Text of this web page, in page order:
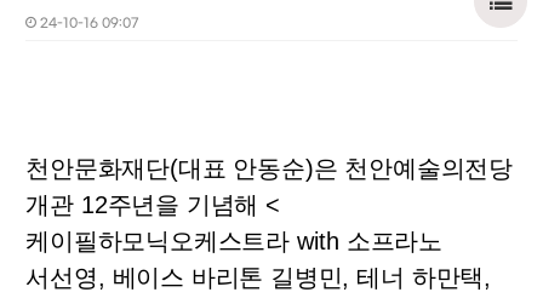
24-10-16 09:07
천안문화재단(대표 안동순)은 천안예술의전당
개관 12주년을 기념해 <
케이필하모닉오케스트라 with 소프라노
서선영, 베이스 바리톤 길병민, 테너 하만택,